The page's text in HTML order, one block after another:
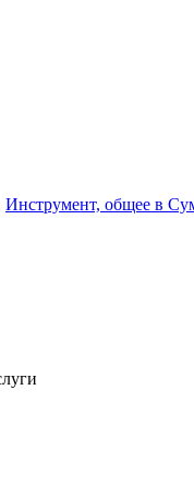
Инструмент, общее в